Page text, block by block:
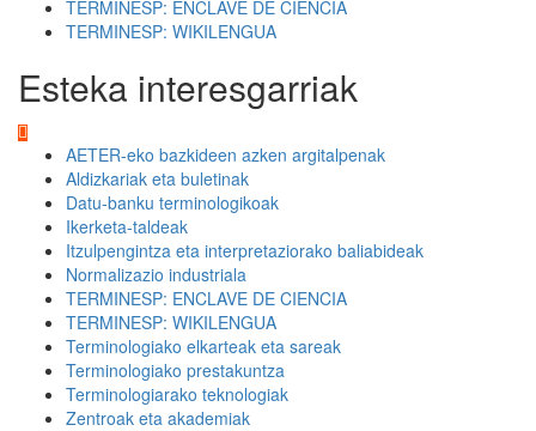
TERMINESP: ENCLAVE DE CIENCIA
TERMINESP: WIKILENGUA
Esteka interesgarriak
AETER-eko bazkideen azken argitalpenak
Aldizkariak eta buletinak
Datu-banku terminologikoak
Ikerketa-taldeak
Itzulpengintza eta interpretaziorako baliabideak
Normalizazio industriala
TERMINESP: ENCLAVE DE CIENCIA
TERMINESP: WIKILENGUA
Terminologiako elkarteak eta sareak
Terminologiako prestakuntza
Terminologiarako teknologiak
Zentroak eta akademiak